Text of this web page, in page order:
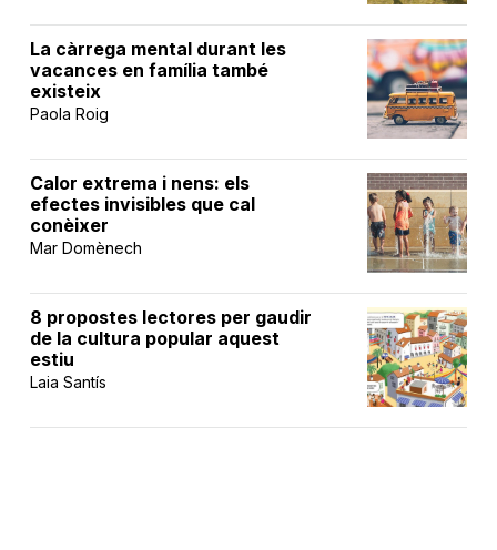
La càrrega mental durant les
vacances en família també
existeix
Paola Roig
Calor extrema i nens: els
efectes invisibles que cal
conèixer
Mar Domènech
8 propostes lectores per gaudir
de la cultura popular aquest
estiu
Laia Santís